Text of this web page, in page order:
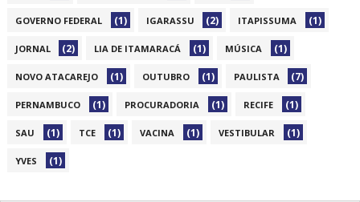
GOVERNO FEDERAL (1) IGARASSU (2) ITAPISSUMA (1)
JORNAL (2) LIA DE ITAMARACÁ (1) MÚSICA (1)
NOVO ATACAREJO (1) OUTUBRO (1) PAULISTA (7)
PERNAMBUCO (1) PROCURADORIA (1) RECIFE (1)
SAU (1) TCE (1) VACINA (1) VESTIBULAR (1)
YVES (1)